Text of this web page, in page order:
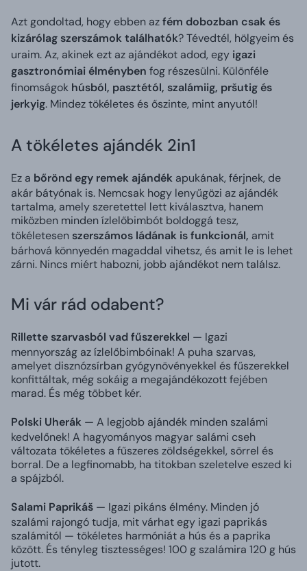
Azt gondoltad, hogy ebben azfém dobozban csak és
kizárólag szerszámok találhatók? Tévedtél, hölgyeim és
uraim. Az, akinek ezt az ajándékot adod, egy igazi
gasztronómiai élményben fog részesülni. Különféle
finomságok húsból, pasztétól, szalámiig, pršutig és
jerkyig. Mindez tökéletes és őszinte, mint anyutól!
A tökéletes ajándék 2in1
Ez a bőrönd egy remek ajándék apukának, férjnek, de
akár bátyónak is. Nemcsak hogy lenyűgözi az ajándék
tartalma, amely szeretettel lett kiválasztva, hanem
miközben minden ízlelőbimbót boldoggá tesz,
tökéletesen szerszámos ládának is funkcionál, amit
bárhová könnyedén magaddal vihetsz, és amit le is lehet
zárni. Nincs miért habozni, jobb ajándékot nem találsz.
Mi vár rád odabent?
Rillette szarvasból vad fűszerekkel — Igazi
mennyország az ízlelőbimbóinak! A puha szarvas,
amelyet disznózsírban gyógynövényekkel és fűszerekkel
konfittáltak, még sokáig a megajándékozott fejében
marad. És még többet kér.
Polski Uherák — A legjobb ajándék minden szalámi
kedvelőnek! A hagyományos magyar salámi cseh
változata tökéletes a fűszeres zöldségekkel, sörrel és
borral. De a legfinomabb, ha titokban szeletelve eszed ki
a spájzból.
Salami Paprikáš — Igazi pikáns élmény. Minden jó
szalámi rajongó tudja, mit várhat egy igazi paprikás
szalámitól — tökéletes harmóniát a hús és a paprika
között. És tényleg tisztességes! 100 g szalámira 120 g hús
jutott.